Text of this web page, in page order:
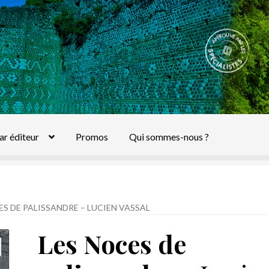
éditeur Promos Qui sommes-nous ?
DE PALISSANDRE – LUCIEN VASSAL
Les Noces de